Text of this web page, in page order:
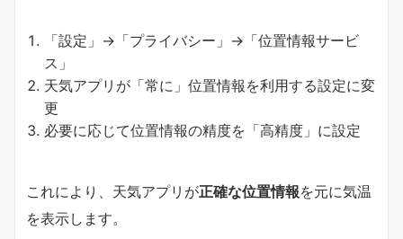
「設定」→「プライバシー」→「位置情報サービ
ス」
天気アプリが「常に」位置情報を利用する設定に変
更
必要に応じて位置情報の精度を「高精度」に設定
これにより、天気アプリが正確な位置情報を元に気温
を表示します。